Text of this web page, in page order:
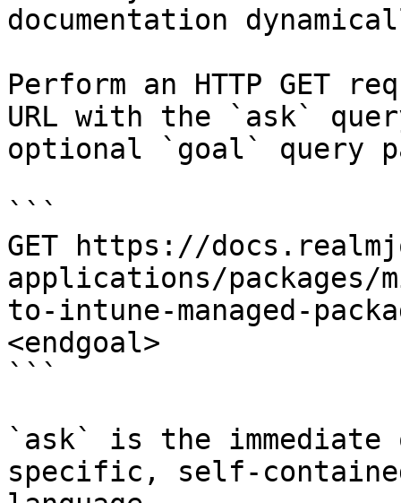
documentation
Perform an HTTP GET
URL with the `ask`
optional `goal` query
```
GET https://
applications/
to-intune-managed-
<endgoal>
```
`ask` is the
specific, self-